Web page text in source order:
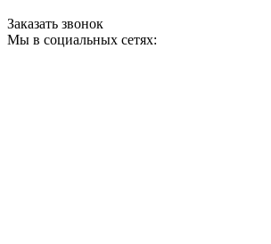
Заказать звонок
Мы в социальных сетях: